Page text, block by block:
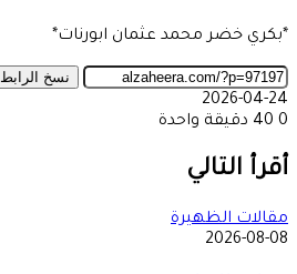
*بكري خضر محمد عثمان ابورنات*
نسخ الرابط
2026-04-24
0
دقيقة واحدة
عبر
البريد
أقرأ التالي
مقالات الظهيرة
2026-08-08